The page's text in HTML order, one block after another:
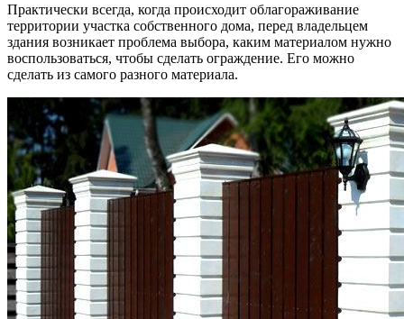
Практически всегда, когда происходит облагораживание
территории участка собственного дома, перед владельцем
здания возникает проблема выбора, каким материалом нужно
воспользоваться, чтобы сделать ограждение. Его можно
сделать из самого разного материала.